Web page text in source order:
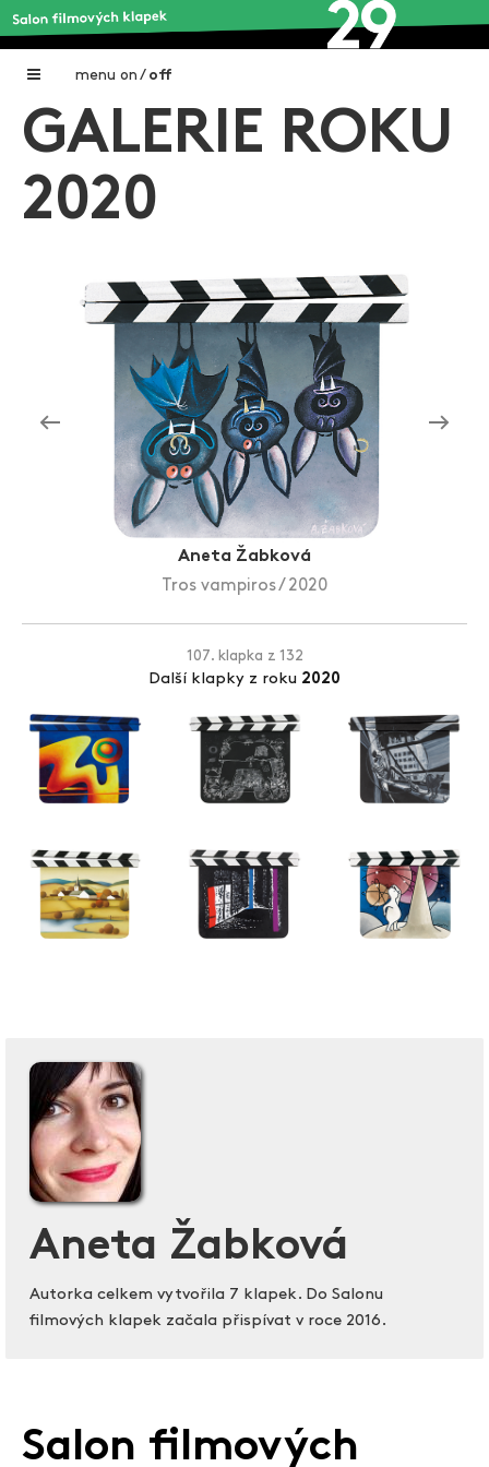
menu on / off
Home
Galerie filmových klapek
O projektu
Aktuální výstavy
Aukce filmových klapek
Aktuality
Zlín Film Festival
GALERIE ROKU
2020
Aneta Žabková
Tros vampiros / 2020
107. klapka z 132
Další klapky z roku 2020
Aneta Žabková
Autorka celkem vytvořila 7 klapek. Do Salonu
filmových klapek začala přispívat v roce 2016.
Salon filmových